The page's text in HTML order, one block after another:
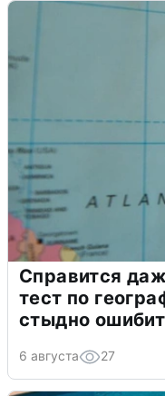
Справится
тест по
стыдно
6 августа 27